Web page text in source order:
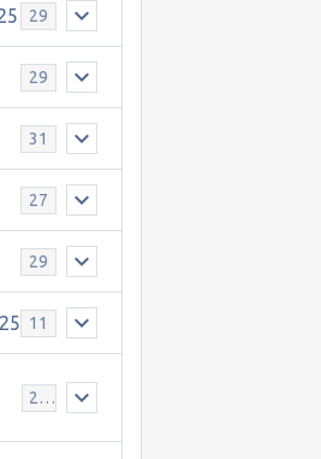
29
29
31
27
29
11
25